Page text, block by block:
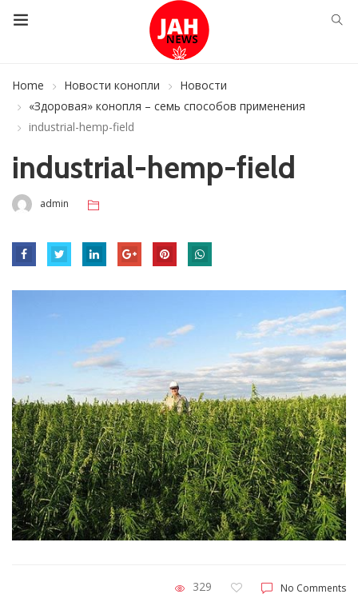
Home Новости конопли
Новости
«Здоровая» конопля – семь способов применения
industrial-hemp-field
industrial-hemp-field
admin
329 No Comments